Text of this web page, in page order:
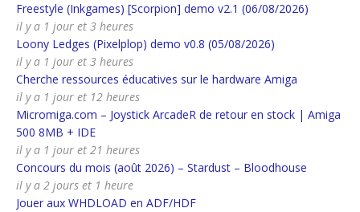
Freestyle (Inkgames) [Scorpion] demo v2.1 (06/08/2026)
il y a 1 jour et 3 heures
Loony Ledges (Pixelplop) demo v0.8 (05/08/2026)
il y a 1 jour et 3 heures
Cherche ressources éducatives sur le hardware Amiga
il y a 1 jour et 12 heures
Micromiga.com – Joystick ArcadeR de retour en stock | Amiga
500 8MB + IDE
il y a 1 jour et 21 heures
Concours du mois (août 2026) – Stardust – Bloodhouse
il y a 2 jours et 1 heure
Jouer aux WHDLOAD en ADF/HDF